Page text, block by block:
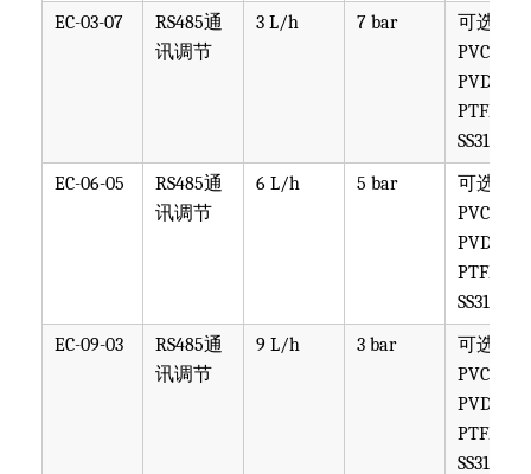
EC-03-07
RS485通
讯调节
3 L/h 7 bar
可选
PVC,
PVDF,
PTFE,
SS316
EC-06-05
RS485通
讯调节
6 L/h 5 bar
可选
PVC,
PVDF,
PTFE,
SS316
EC-09-03
RS485通
讯调节
9 L/h 3 bar
可选
PVC,
PVDF,
PTFE,
SS316